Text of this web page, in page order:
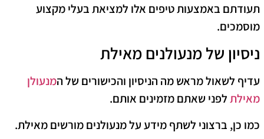
תעודתם באמצעות טיפים אלו למציאת בעלי מקצוע
מוסמכים.
ניסיון של מנעולנים מאילת
עדיף לשאול מראש מה הניסיון והכישורים של המנעולן
מאילתלפני שאתם מזמינים אותם.
כמו כן, ברצוני לשתף מידע על מנעולנים מורשים מאילת.